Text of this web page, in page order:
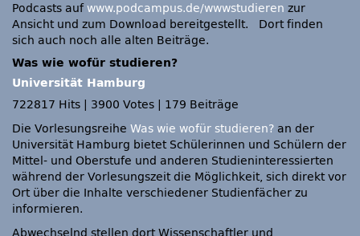
Podcasts aufwww.podcampus.de/wwwstudieren zur
Ansicht und zum Download bereitgestellt. Dort finden
sich auch noch alle alten Beiträge.
Was wie wofür studieren?
Universität Hamburg
722817 Hits
3900 Votes
179 Beiträge
Die Vorlesungsreihe Was wie wofür studieren? an der
Universität Hamburg bietet Schülerinnen und Schülern der
Mittel- und Oberstufe und anderen Studieninteressierten
während der Vorlesungszeit die Möglichkeit, sich direkt vor
Ort über die Inhalte verschiedener Studienfächer zu
informieren.
Abwechselnd stellen dort Wissenschaftler und